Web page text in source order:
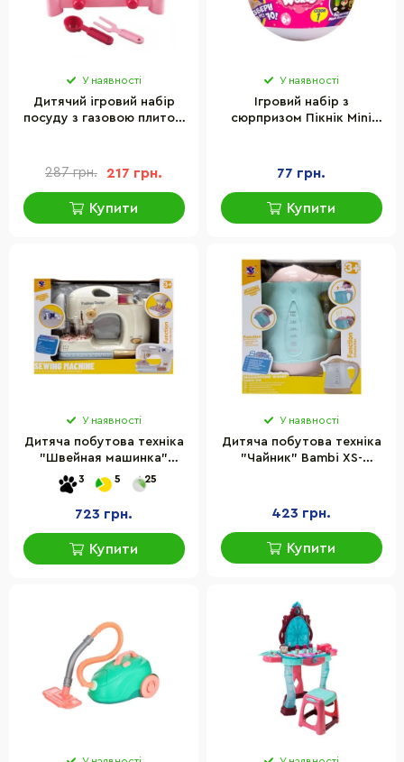
У наявності
Дитячий ігровий набір
посуду з газовою плитою
287 грн. 217 грн.
Купити
У наявності
Ігровий набір з
сюрпризом Пікнік Mini
77 грн.
Купити
У наявності
Дитяча побутова техніка
"Швейная машинка"
Bambi XS-25055(White)
світлові та звукові
ефекти
3 5 25
723 грн.
Купити
У наявності
Дитяча побутова техніка
"Чайник" Bambi XS-
423 грн.
Купити